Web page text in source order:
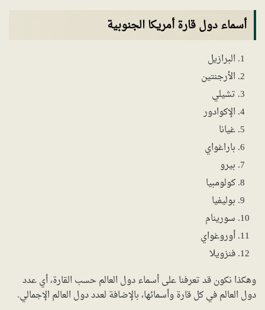
أسماء دول قارة أمريكا الجنوبية
البرازيل
الأرجنتين
تشيلي
الإكوادور
غيانا
باراغواي
بيرو
كولومبيا
بوليفيا
سورينام
أوروغواي
فنزويلا
وهكذا نكون قد تعرفنا على أسماء دول العالم حسب القارة، أي عدد
دول العالم في كل قارة وأسمائها، بالإضافة لعدد دول العالم الإجمالي.